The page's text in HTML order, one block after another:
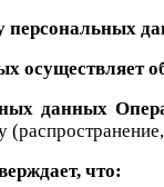
персональных
осуществляет
данных
что: